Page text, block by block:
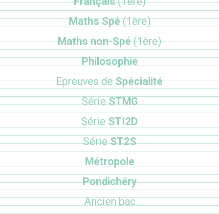
Maths Spé(1ère)
Maths non-Spé(1ère)
Philosophie
Epreuves deSpécialité
SérieSTMG
SérieSTI2D
SérieST2S
Métropole
Pondichéry
Ancien bac